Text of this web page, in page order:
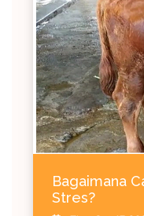
Bagaimana
Stres?